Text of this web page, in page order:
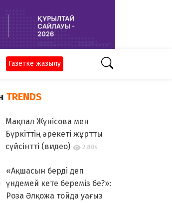
Газетке жазылу
TRENDS
Мақпал Жүнісова мен
Бүркіттің әрекеті жұртты
сүйсінтті (видео)
2,804
«Ақшасын берді деп
үндемей кете береміз бе?»:
Роза Әлқожа тойда уағыз